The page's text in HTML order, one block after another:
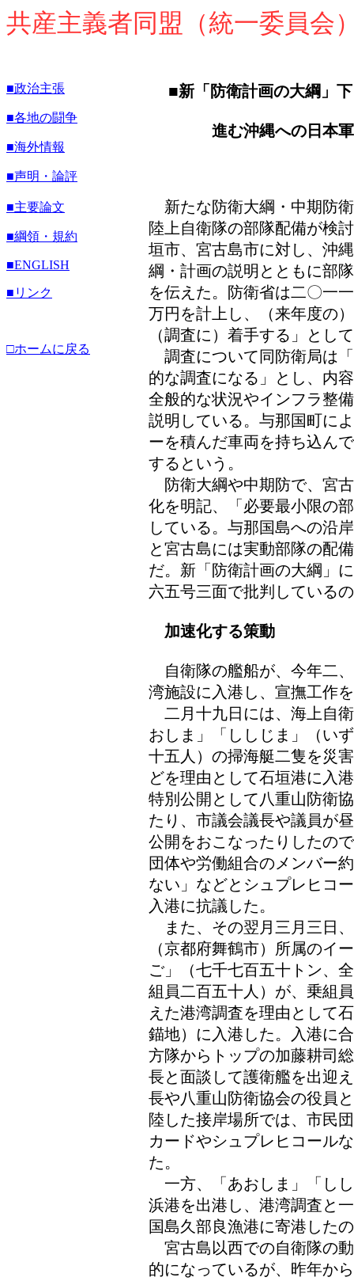
共産主義者同盟（統一委員会
■政治主張
■各地の闘争
■海外情報
■声明・論評
■主要論文
■綱領・規約
■ENGLISH
■リンク
□ホームに戻る
■新「防衛計画の大綱」
進む沖縄への日本軍＝
新たな防衛大綱・中期防
陸上自衛隊の部隊配備が検
垣市、宮古島市に対し、沖
綱・計画の説明とともに部
を伝えた。防衛省は二〇一
万円を計上し、（来年度の
（調査に）着手する」とし
調査について同防衛局は
的な調査になる」とし、内
全般的な状況やインフラ整
説明している。与那国町に
ーを積んだ車両を持ち込ん
するという。
防衛大綱や中期防で、宮
化を明記、「必要最小限の
している。与那国島への沿
と宮古島には実動部隊の配
だ。新「防衛計画の大綱」
六五号三面で批判している
加速化する策動
自衛隊の艦船が、今年二
湾施設に入港し、宣撫工作
二月十九日には、海上自
おしま」「ししじま」（い
十五人）の掃海艇二隻を災
どを理由として石垣港に入
特別公開として八重山防衛
たり、市議会議長や議員が
公開をおこなったりしたの
団体や労働組合のメンバー
ない」などとシュプレヒコ
入港に抗議した。
また、その翌月三月三日
（京都府舞鶴市）所属のイ
ご」（七千七百五十トン、
組員二百五十人）が、乗組
えた港湾調査を理由として
錨地）に入港した。入港に
方隊からトップの加藤耕司
長と面談して護衛艦を出迎
長や八重山防衛協会の役員
陸した接岸場所では、市民
カードやシュプレヒコール
た。
一方、「あおしま」「し
浜港を出港し、港湾調査と
国島久部良漁港に寄港した
宮古島以西での自衛隊の
的になっているが、昨年か